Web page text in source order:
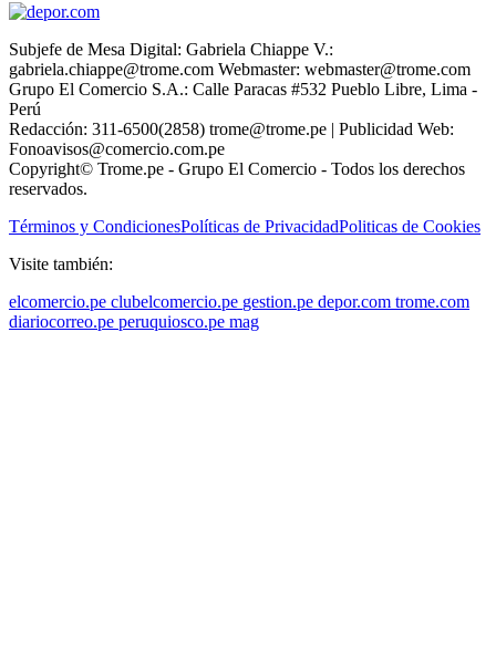
Subjefe de Mesa Digital: Gabriela Chiappe V.:
gabriela.chiappe@trome.com Webmaster: webmaster@trome.com
Grupo El Comercio S.A.: Calle Paracas #532 Pueblo Libre, Lima -
Perú
Redacción: 311-6500(2858) trome@trome.pe | Publicidad Web:
Fonoavisos@comercio.com.pe
Copyright© Trome.pe - Grupo El Comercio - Todos los derechos
reservados.
Términos y CondicionesPolíticas de PrivacidadPoliticas de Cookies
Visite también:
elcomercio.pe clubelcomercio.pe gestion.pe depor.com trome.com
diariocorreo.pe peruquiosco.pe mag